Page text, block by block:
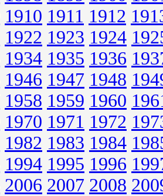
1910 1911 1912
1922 1923 1924
1934 1935 1936
1946 1947 1948
1958 1959 1960
1970 1971 1972
1982 1983 1984
1994 1995 1996
2006 2007 2008